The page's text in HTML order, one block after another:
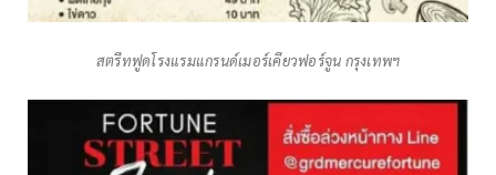
สตรีทฟูดโรงแรมแกรนด์เมอร์เคียวฟอร์จูน กรุงเทพฯ